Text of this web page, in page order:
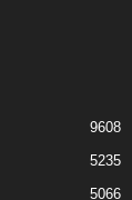
9608
5235
5066